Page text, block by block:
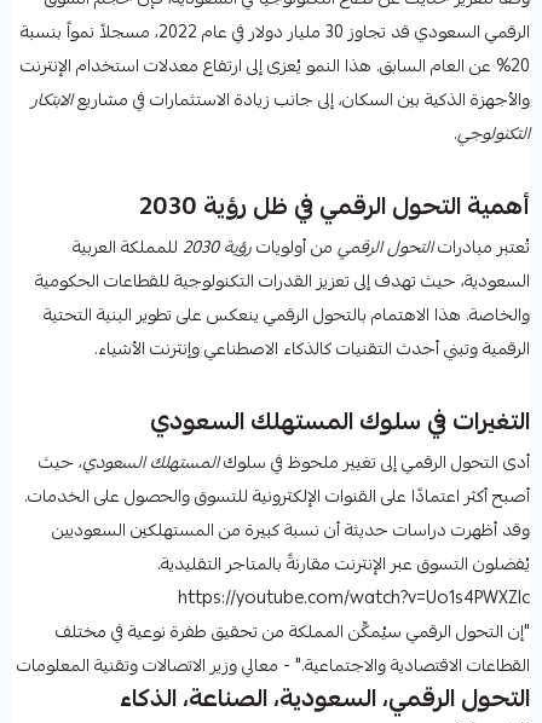
الرقمي السعودي قد تجاوز 30 مليار دولار في عام 2022، مسجلاً نمواً بنسبة
20% عن العام السابق. هذا النمو يُعزى إلى ارتفاع معدلات استخدام الإنترنت
والأجهزة الذكية بين السكان، إلى جانب زيادة الاستثمارات في مشاريعالابتكار
التكنولوجي.
أهمية التحول الرقمي في ظل رؤية 2030
تُعتبر مبادراتالتحول الرقميمن أولوياترؤية 2030
للمملكة العربية
السعودية، حيث تهدف إلى تعزيز القدرات التكنولوجية للقطاعات الحكومية
والخاصة. هذا الاهتمام بالتحول الرقمي ينعكس على تطوير البنية التحتية
الرقمية وتبني أحدث التقنيات كالذكاء الاصطناعي وإنترنت الأشياء.
التغيرات في سلوك المستهلك السعودي
أدى التحول الرقمي إلى تغيير ملحوظ في سلوكالمستهلك السعودي، حيث
أصبح أكثر اعتمادًا على القنوات الإلكترونية للتسوق والحصول على الخدمات.
وقد أظهرت دراسات حديثة أن نسبة كبيرة من المستهلكين السعوديين
يُفضلون التسوق عبر الإنترنت مقارنةً بالمتاجر التقليدية.
https://youtube.com/watch?v=Uo1s4PWXZlc
"إن التحول الرقمي سيُمكِّن المملكة من تحقيق طفرة نوعية في مختلف
القطاعات الاقتصادية والاجتماعية." - معالي وزير الاتصالات وتقنية المعلومات
التحول الرقمي، السعودية، الصناعة، الذكاء